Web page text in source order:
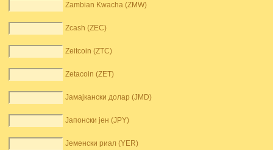
Zambian Kwacha (ZMW)
Zcash (ZEC)
Zeitcoin (ZTC)
Zetacoin (ZET)
Јамајкански долар (JMD)
Јапонски јен (JPY)
Јеменски риал (YER)